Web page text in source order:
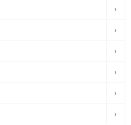
›
›
›
›
›
›